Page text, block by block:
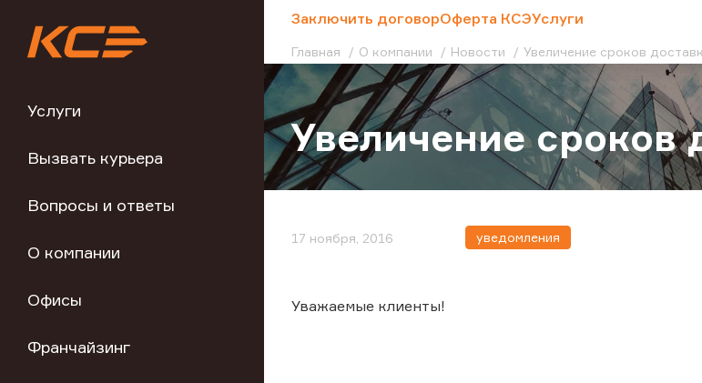
Услуги
Вызвать курьера
Вопросы и ответы
О компании
Офисы
Франчайзинг
Заключить договорОферта КСЭУслуги
Главная О компании Новости Увеличение сроков
Увеличение сроков
17 ноября, 2016 уведомления
Уважаемые клиенты!